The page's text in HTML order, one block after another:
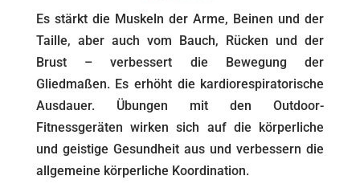
Es stärkt die Muskeln der Arme, Beinen und der
Taille, aber auch vom Bauch, Rücken und der
Brust – verbessert die Bewegung der
Gliedmaßen. Es erhöht die kardiorespiratorische
Ausdauer. Übungen mit den Outdoor-
Fitnessgeräten wirken sich auf die körperliche
und geistige Gesundheit aus und verbessern die
allgemeine körperliche Koordination.